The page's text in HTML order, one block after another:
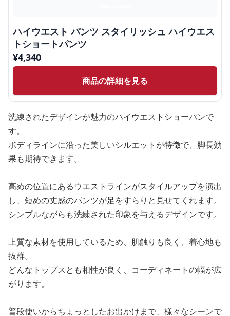
ハイウエスト パンツ スタイリッシュ ハイウエス
トショートパンツ
¥4,340
商品の詳細を見る
洗練されたデザインが魅力のハイウエストショーパンで
す。
ボディラインに沿った美しいシルエットが特徴で、脚長効
果も期待できます。
高めの位置にあるウエストラインがスタイルアップを演出
し、短めの丈感のパンツが足をすらりと見せてくれます。
シンプルながらも洗練された印象を与えるデザインです。
上質な素材を使用しているため、肌触りも良く、着心地も
抜群。
どんなトップスとも相性が良く、コーディネートの幅が広
がります。
普段使いからちょっとしたお出かけまで、様々なシーンで